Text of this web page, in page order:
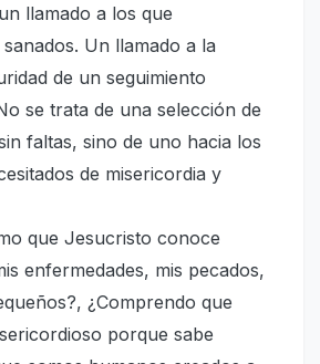
llamado a los que
Un llamado a la
de un seguimiento
se trata de una selección de
faltas, sino de uno hacia los
de misericordia y
que Jesucristo conoce
enfermedades, mis pecados,
¿Comprendo que
porque sabe